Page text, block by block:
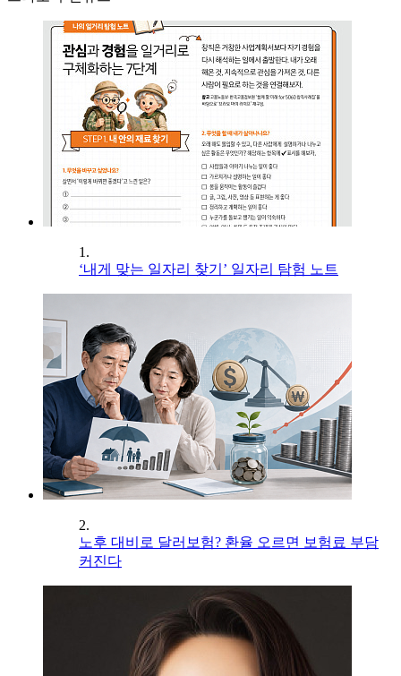
1.
‘내게 맞는 일자리 찾기’ 일자리 탐험 노트
2.
노후 대비로 달러보험? 환율 오르면 보험료 부담
커진다